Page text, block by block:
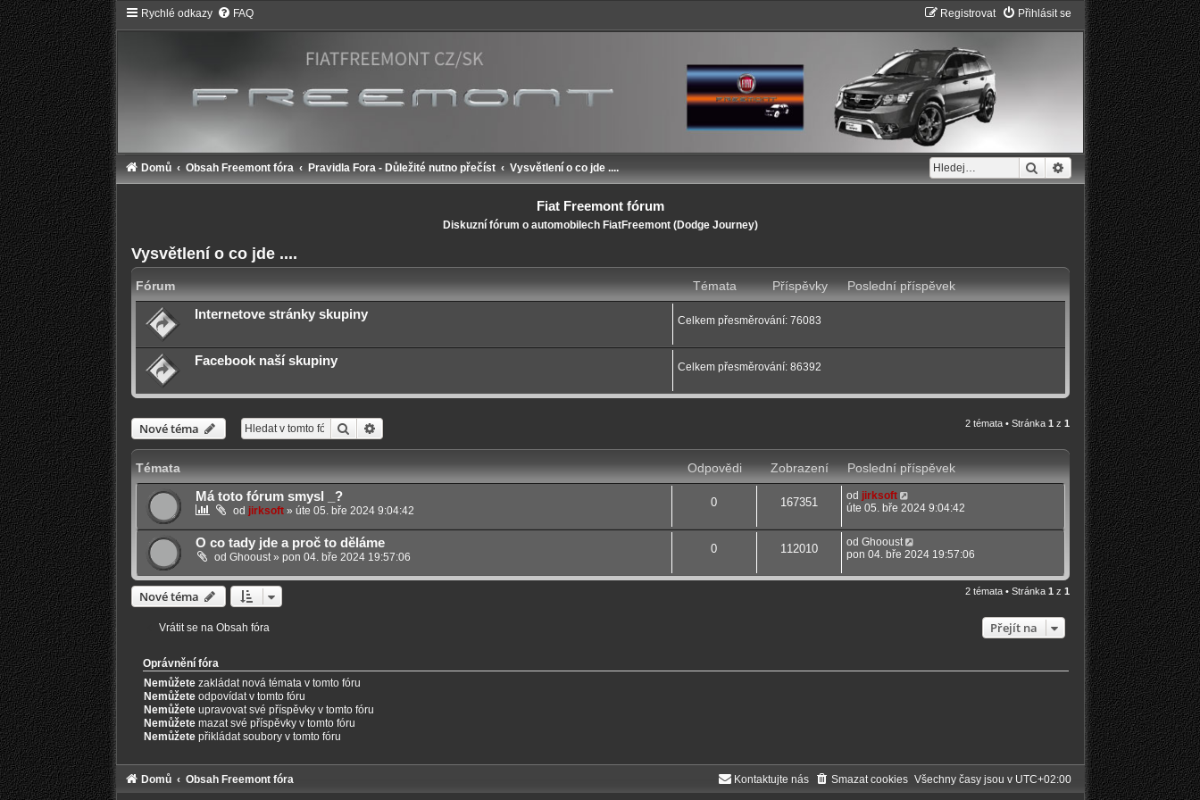
Rychlé odkazy FAQ Přihlásit se
Registrovat
Hledat Pokročilé hledání
Domů Obsah Freemont fóra Pravidla Fora - Důležité nutno přečíst Vysvětlení o co jde ....
Fiat Freemont fórum
Diskuzní fórum o automobilech FiatFreemont (Dodge Journey)
Vysvětlení o co jde ....
Fórum Témata Příspěvky
Poslední příspěvek
Internetove stránky skupiny
Celkem přesměrování: 76083
Facebook naší skupiny Celkem přesměrování: 86392
Nové téma Hledat 2 témata • Stránka 1 z 1
Témata Odpovědi Zobrazení
Poslední příspěvek
Má toto fórum smysl _?
od jirksoft» úte 05. bře 2024 9:04:42
0 167351 od jirksoft
úte 05. bře 2024 9:04:42
O co tady jde a proč to děláme
od Ghooust» pon 04. bře 2024 19:57:06
0 112010 od Ghooust
pon 04. bře 2024 19:57:06
Nové téma 2 témata • Stránka 1 z 1
Vrátit se na Obsah fóra Přejít na
Oprávnění fóra
Nemůžetezakládat nová témata v tomto fóru
Nemůžeteodpovídat v tomto fóru
Nemůžeteupravovat své příspěvky v tomto fóru
Nemůžetemazat své příspěvky v tomto fóru
Nemůžetepřikládat soubory v tomto fóru
Domů Obsah Freemont fóra Všechny časy jsou v UTC+02:00
Smazat cookies
Kontaktujte nás